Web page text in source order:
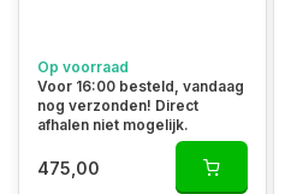
Op voorraad
Voor 16:00 besteld, vandaag
nog verzonden! Direct
afhalen niet mogelijk.
475,00